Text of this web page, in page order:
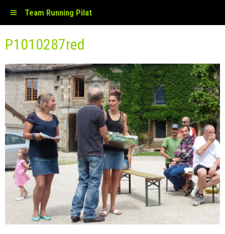
Team Running Pilat
P1010287red